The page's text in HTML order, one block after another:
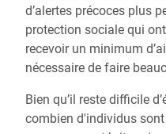
d’alertes précoces plus
protection sociale qui
recevoir un minimum
nécessaire de faire
Bien qu’il reste difficile
combien d'individus